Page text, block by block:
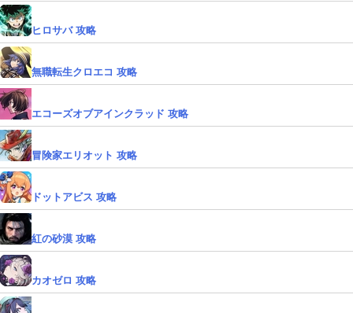
ヒロサバ 攻略
無職転生クロエコ 攻略
エコーズオブアインクラッド 攻略
冒険家エリオット 攻略
ドットアビス 攻略
紅の砂漠 攻略
カオゼロ 攻略